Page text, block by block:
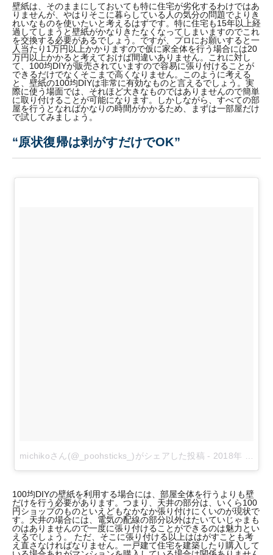
壁紙は、そのままにしておいても特に住宅が劣化するわけではあ
りませんが、やはりそこに暮らしている人の気分の問題でよりき
れいなものを使いたいと考えるはずです。特に住宅も15年以上経
過してしまうと壁紙がかなりきたなくなってしまいますのでこれ
を交換する必要があるでしょう。ですが、プロにお願いすると一
人当たり1万円以上かかりますので仮に家全体を行う場合には20
万円以上かかると考えておけば間違いありません。これに対し
て、100均DIYが販売されていますので容易に張り付けることが
できるだけでなくそこまで高くなりません。このように考える
と、壁紙の100均DIYは非常に有効なものと言えるでしょう。実
際に使う場面では、それほど大きなものではありませんので簡単
に取り付けることが可能になります。しかしながら、すべての部
屋を行うとなればかなりの時間がかかるため、まずは一部屋だけ
で試してみましょう。
“原状復帰は剥がすだけでOK”
michikoさん(@_poohsticks_)がシェアした投稿 - 2018年 6月月21日午前12時38分PDT
100均DIYの壁紙を利用する場合には、部屋全体を行うよりも壁
だけを行う必要があります。つまり、天井の部分は、いくら100
円ショップのものといえどもなかなか張り付けにくいのが現状で
す。天井の場合には、電気の配線の部分以外はたいていじゃまも
のはありませんので一度に張り付けることができるのは魅力とい
えるでしょう。 ただ、そこに張り付ける以上ははがすことも考
え直さなければなりません。一戸建て住宅を建築したり購入して